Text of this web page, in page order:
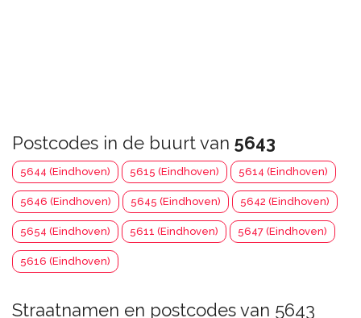
Postcodes in de buurt van 5643
5644 (Eindhoven) 5615 (Eindhoven) 5614 (Eindhoven)
5646 (Eindhoven) 5645 (Eindhoven) 5642 (Eindhoven)
5654 (Eindhoven) 5611 (Eindhoven) 5647 (Eindhoven)
5616 (Eindhoven)
Straatnamen en postcodes van 5643